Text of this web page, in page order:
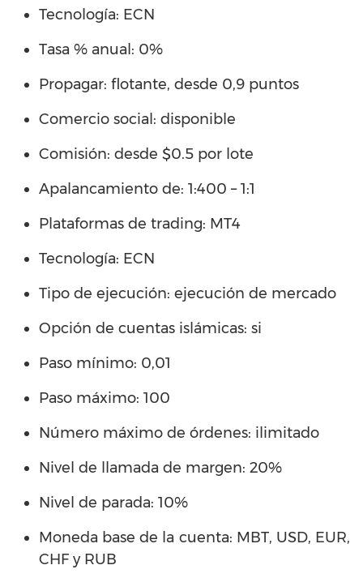
Tecnología: ECN
Tasa % anual: 0%
Propagar: flotante, desde 0,9 puntos
Comercio social: disponible
Comisión: desde $0.5 por lote
Apalancamiento de: 1:400 – 1:1
Plataformas de trading: MT4
Tecnología: ECN
Tipo de ejecución: ejecución de mercado
Opción de cuentas islámicas: si
Paso mínimo: 0,01
Paso máximo: 100
Número máximo de órdenes: ilimitado
Nivel de llamada de margen: 20%
Nivel de parada: 10%
Moneda base de la cuenta: MBT, USD, EUR,
CHF y RUB